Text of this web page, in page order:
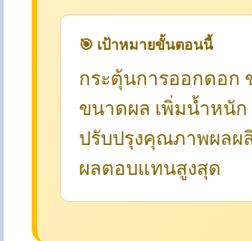
🎯 เป้าหมายขั้นตอนนี้
กระตุ้นการออกดอก
ขนาดผล เพิ่มน้ำหนัก
ปรับปรุงคุณภาพผลผ
ผลตอบแทนสูงสุด